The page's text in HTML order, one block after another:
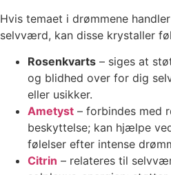
Hvis temaet i drømmene
selvværd, kan disse krystaller
Rosenkvarts – siges at
og blidhed over for dig
eller usikker.
Ametyst – forbindes med
beskyttelse; kan hjælpe
følelser efter intense
Citrin – relateres til